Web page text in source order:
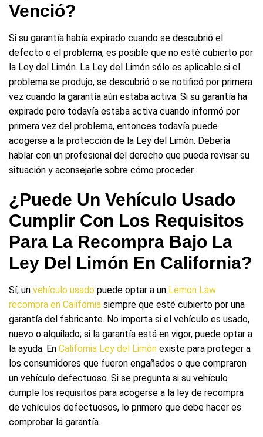
Venció?
Si su garantía había expirado cuando se descubrió el
defecto o el problema, es posible que no esté cubierto por
la Ley del Limón. La Ley del Limón sólo es aplicable si el
problema se produjo, se descubrió o se notificó por primera
vez cuando la garantía aún estaba activa. Si su garantía ha
expirado pero todavía estaba activa cuando informó por
primera vez del problema, entonces todavía puede
acogerse a la protección de la Ley del Limón. Debería
hablar con un profesional del derecho que pueda revisar su
situación y aconsejarle sobre cómo proceder.
¿Puede Un Vehículo Usado
Cumplir Con Los Requisitos
Para La Recompra Bajo La
Ley Del Limón En California?
Sí, un vehículo usado puede optar a un Lemon Law
recompra en California siempre que esté cubierto por una
garantía del fabricante. No importa si el vehículo es usado,
nuevo o alquilado; si la garantía está en vigor, puede optar a
la ayuda. En California Ley del Limón existe para proteger a
los consumidores que fueron engañados o que compraron
un vehículo defectuoso. Si se pregunta si su vehículo
cumple los requisitos para acogerse a la ley de recompra
de vehículos defectuosos, lo primero que debe hacer es
comprobar la garantía.